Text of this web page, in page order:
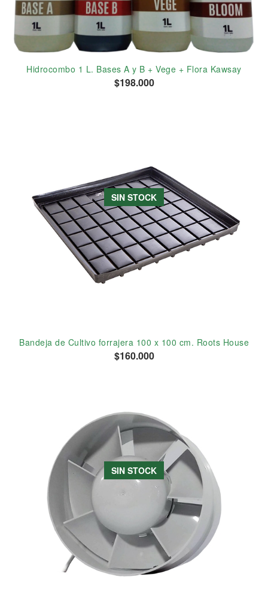
Hidrocombo 1 L. Bases A y B + Vege + Flora Kawsay
$198.000
SIN STOCK
Bandeja de Cultivo forrajera 100 x 100 cm. Roots House
$160.000
SIN STOCK